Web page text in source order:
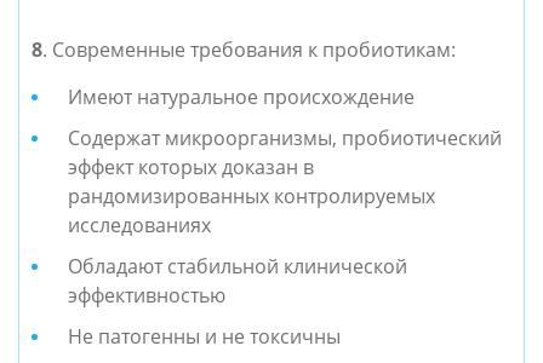
8. Современные требования к пробиотикам:
Имеют натуральное происхождение
Содержат микроорганизмы, пробиотический
эффект которых доказан в
рандомизированных контролируемых
исследованиях
Обладают стабильной клинической
эффективностью
Не патогенны и не токсичны